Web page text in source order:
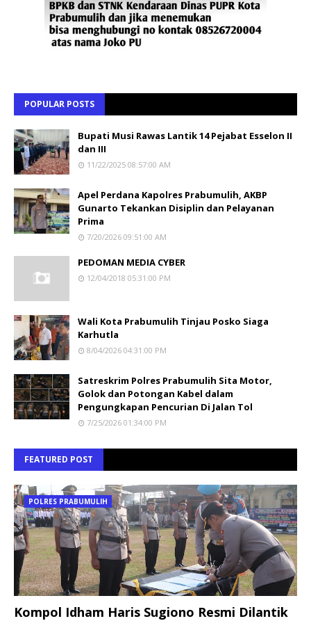
POPULAR POSTS
Bupati Musi Rawas Lantik 14 Pejabat Esselon II
dan III
11/22/2025 08:57:00 AM
Apel Perdana Kapolres Prabumulih, AKBP
Gunarto Tekankan Disiplin dan Pelayanan
Prima
7/20/2026 09:51:00 AM
PEDOMAN MEDIA CYBER
12/04/2018 05:31:00 PM
Wali Kota Prabumulih Tinjau Posko Siaga
Karhutla
8/04/2026 04:31:00 PM
Satreskrim Polres Prabumulih Sita Motor,
Golok dan Potongan Kabel dalam
Pengungkapan Pencurian Di Jalan Tol
7/25/2026 01:34:00 PM
FEATURED POST
POLRES PRABUMULIH
Kompol Idham Haris Sugiono Resmi Dilantik